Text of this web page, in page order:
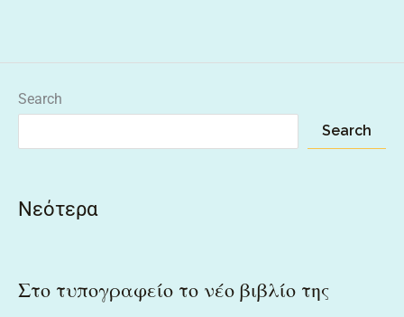
Search
Search
Νεότερα
Στο τυπογραφείο το νέο βιβλίο της